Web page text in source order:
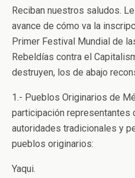
Reciban nuestros saludos.
avance de cómo va la
Primer Festival Mundial de
Rebeldías contra el
destruyen, los de abajo
1.- Pueblos Originarios de
participación representantes
autoridades tradicionales y
pueblos originarios:
Yaqui.